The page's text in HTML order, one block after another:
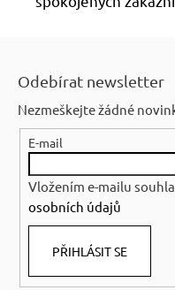
Odebírat newsletter
Nezmeškejte žádné
E-mail
Vložením e-mailu
osobních údajů
PŘIHLÁSIT SE